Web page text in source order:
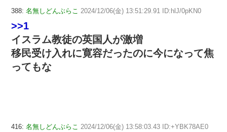
388: 名無しどんぶらこ 2024/12/06(金) 13:51:29.91 ID:hlJ/0pKN0
>>1
イスラム教徒の英国人が激増
移民受け入れに寛容だったのに今になって焦
ってもな
416: 名無しどんぶらこ 2024/12/06(金) 13:58:03.43 ID:+YBK78AE0